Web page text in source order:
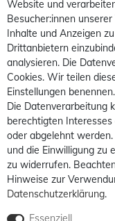
Website und
Besucher:innen
Inhalte und Anzeigen
Drittanbietern
analysieren. Die
Cookies. Wir teilen
Einstellungen benennen.
Die Datenverarbeitung
berechtigten
oder abgelehnt
und die Einwilligung zu
zu widerrufen.
Hinweise zur
Daten­schutz­erklärung.
Essenziell